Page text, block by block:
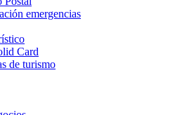
emergencias
Card
de turismo